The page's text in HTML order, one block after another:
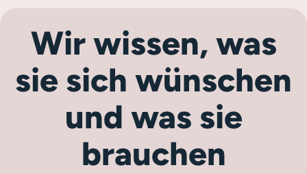
Wir wissen, was
sie sich wünschen
und was sie
brauchen